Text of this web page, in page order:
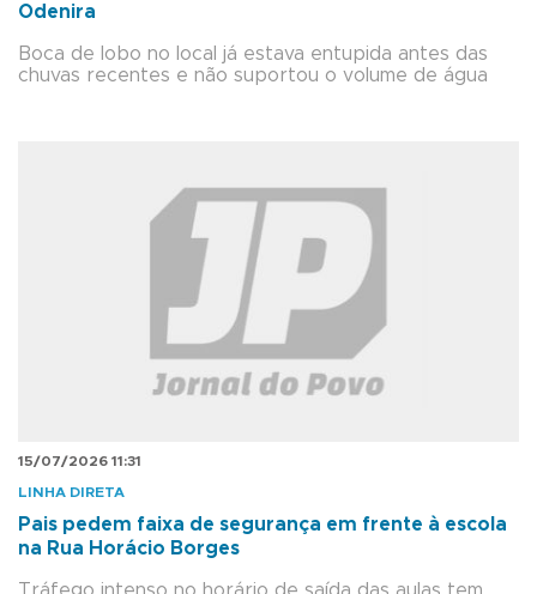
Odenira
Boca de lobo no local já estava entupida antes das
chuvas recentes e não suportou o volume de água
15/07/2026 11:31
LINHA DIRETA
Pais pedem faixa de segurança em frente à escola
na Rua Horácio Borges
Tráfego intenso no horário de saída das aulas tem